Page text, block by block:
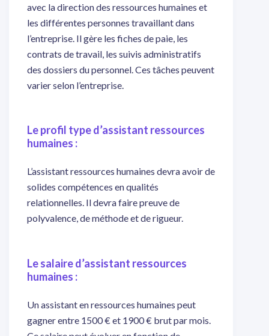
avec la direction des ressources humaines et
les différentes personnes travaillant dans
l’entreprise. Il gère les fiches de paie, les
contrats de travail, les suivis administratifs
des dossiers du personnel. Ces tâches peuvent
varier selon l’entreprise.
Le profil type d’assistant ressources
humaines :
L’assistant ressources humaines devra avoir de
solides compétences en qualités
relationnelles. Il devra faire preuve de
polyvalence, de méthode et de rigueur.
Le salaire d’assistant ressources
humaines :
Un assistant en ressources humaines peut
gagner entre 1500 € et 1900 € brut par mois.